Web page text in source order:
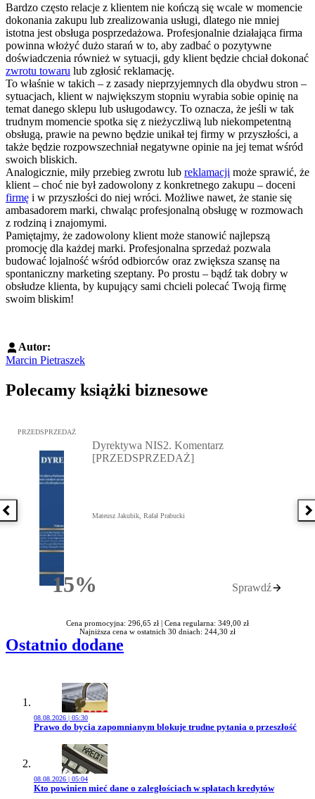
Bardzo często relacje z klientem nie kończą się wcale w momencie
dokonania zakupu lub zrealizowania usługi, dlatego nie mniej
istotna jest obsługa posprzedażowa. Profesjonalnie działająca firma
powinna włożyć dużo starań w to, aby zadbać o pozytywne
doświadczenia również w sytuacji, gdy klient będzie chciał dokonać
zwrotu towaru lub zgłosić reklamację.
To właśnie w takich – z zasady nieprzyjemnych dla obydwu stron –
sytuacjach, klient w największym stopniu wyrabia sobie opinię na
temat danego sklepu lub usługodawcy. To oznacza, że jeśli w tak
trudnym momencie spotka się z nieżyczliwą lub niekompetentną
obsługą, prawie na pewno będzie unikał tej firmy w przyszłości, a
także będzie rozpowszechniał negatywne opinie na jej temat wśród
swoich bliskich.
Analogicznie, miły przebieg zwrotu lub reklamacji może sprawić, że
klient – choć nie był zadowolony z konkretnego zakupu – doceni
firmę i w przyszłości do niej wróci. Możliwe nawet, że stanie się
ambasadorem marki, chwaląc profesjonalną obsługę w rozmowach
z rodziną i znajomymi.
Pamiętajmy, że zadowolony klient może stanowić najlepszą
promocję dla każdej marki. Profesjonalna sprzedaż pozwala
budować lojalność wśród odbiorców oraz zwiększa szansę na
spontaniczny marketing szeptany. Po prostu – bądź tak dobry w
obsłudze klienta, by kupujący sami chcieli polecać Twoją firmę
swoim bliskim!
Autor:
Marcin Pietraszek
Polecamy książki biznesowe
Poprzednia książka
Przejdź do: Dyrektywa NIS2. Komentarz [PRZEDSPRZEDAŻ],
PRZEDSPRZEDAŻ
15%Rabatu
Dyrektywa NIS2. Komentarz
[PRZEDSPRZEDAŻ]
Mateusz Jakubik, Rafał Prabucki
Sprawdź
Cena promocyjna: 296,65 zł | Cena regularna: 349,00 zł
Najniższa cena w ostatnich 30 dniach: 244,30 zł
Ostatnio dodane
08.08.2026 | 05:30
Przejdź do artykułu:
Prawo do bycia zapomnianym blokuje trudne pytania o przeszłość
08.08.2026 | 05:04
Przejdź do artykułu:
Kto powinien mieć dane o zaległościach w spłatach kredytów